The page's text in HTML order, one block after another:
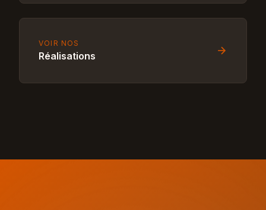
VOIR NOS
Réalisations